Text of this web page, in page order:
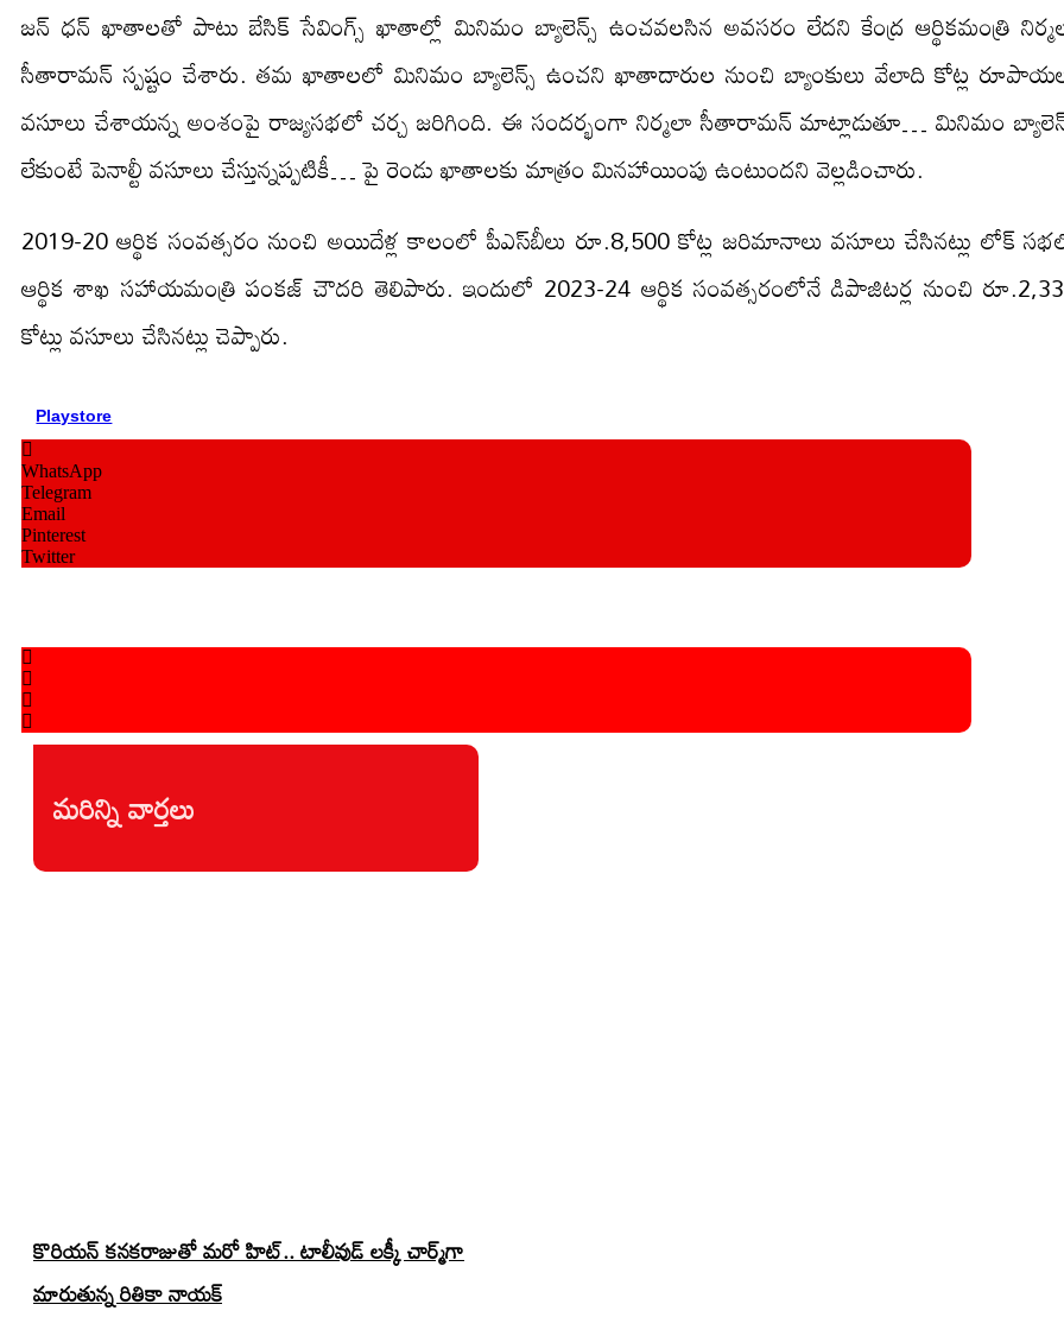
జన్ ధన్ ఖాతాలతో పాటు బేసిక్ సేవింగ్స్ ఖాతాల్లో మినిమం బ్యాలెన్స్ ఉంచవలసిన అవసరం లేదని కేంద్ర ఆర్థికమంత్రి
సీతారామన్ స్పష్టం చేశారు. తమ ఖాతాలలో మినిమం బ్యాలెన్స్ ఉంచని ఖాతాదారుల నుంచి బ్యాంకులు వేలాది కోట్ల
వసూలు చేశాయన్న అంశంపై రాజ్యసభలో చర్చ జరిగింది. ఈ సందర్భంగా నిర్మలా సీతారామన్ మాట్లాడుతూ… మినిమం
లేకుంటే పెనాల్టీ వసూలు చేస్తున్నప్పటికీ… పై రెండు ఖాతాలకు మాత్రం మినహాయింపు ఉంటుందని వెల్లడించారు.
2019-20 ఆర్థిక సంవత్సరం నుంచి అయిదేళ్ల కాలంలో పీఎస్‌బీలు రూ.8,500 కోట్ల జరిమానాలు వసూలు చేసినట్లు లోక్
ఆర్థిక శాఖ సహాయమంత్రి పంకజ్ చౌదరి తెలిపారు. ఇందులో 2023-24 ఆర్థిక సంవత్సరంలోనే డిపాజిటర్ల నుంచి
కోట్లు వసూలు చేసినట్లు చెప్పారు.
Playstore
WhatsApp
Telegram
Email
Pinterest
Twitter
మరిన్ని వార్తలు
కొరియన్ కనకరాజుతో మరో హిట్.. టాలీవుడ్ లక్కీ చార్మ్‌గా
మారుతున్న రితికా నాయక్